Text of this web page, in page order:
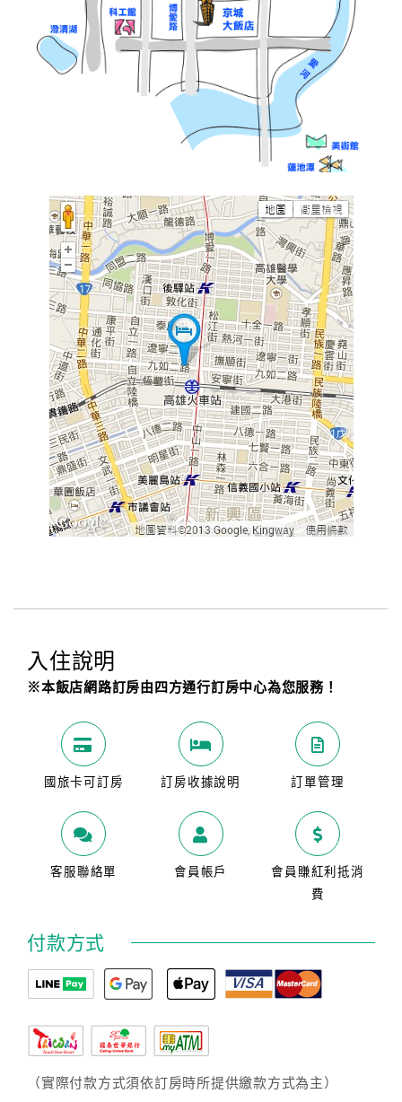
入住說明
※本飯店網路訂房由四方通行訂房中心為您服務！
國旅卡可訂房 訂房收據說明 訂單管理
客服聯絡單 會員帳戶
會員賺紅利抵消
費
付款方式
（實際付款方式須依訂房時所提供繳款方式為主）